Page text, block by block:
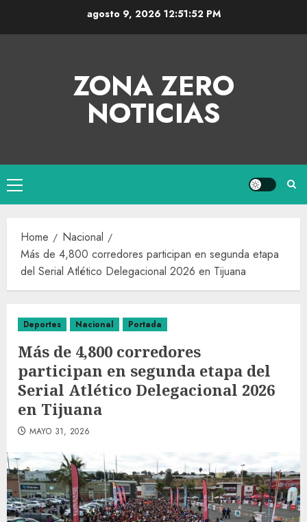
agosto 9, 2026 12:51:53 PM
ZONA ZERO
NOTICIAS
Home
Nacional
Más de 4,800 corredores participan en segunda etapa
del Serial Atlético Delegacional 2026 en Tijuana
Deportes Nacional Portada
Más de 4,800 corredores
participan en segunda etapa del
Serial Atlético Delegacional 2026
en Tijuana
MAYO 31, 2026